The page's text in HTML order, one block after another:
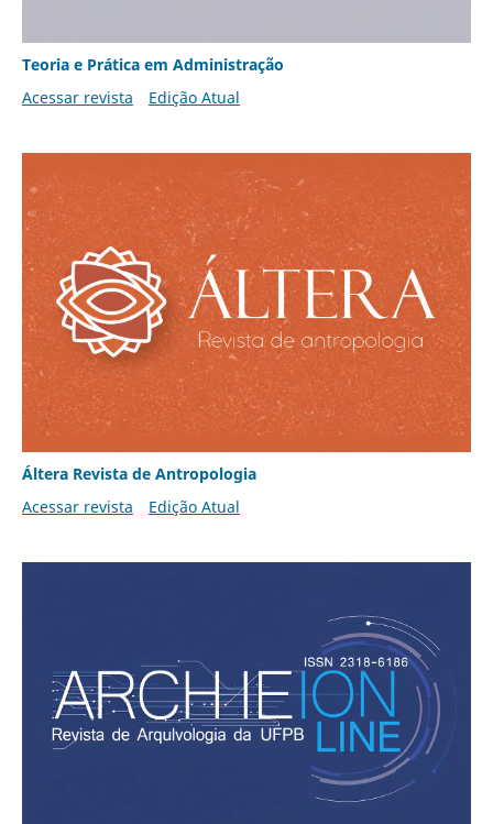
Teoria e Prática em Administração
Acessar revista
Edição Atual
Áltera Revista de Antropologia
Acessar revista
Edição Atual